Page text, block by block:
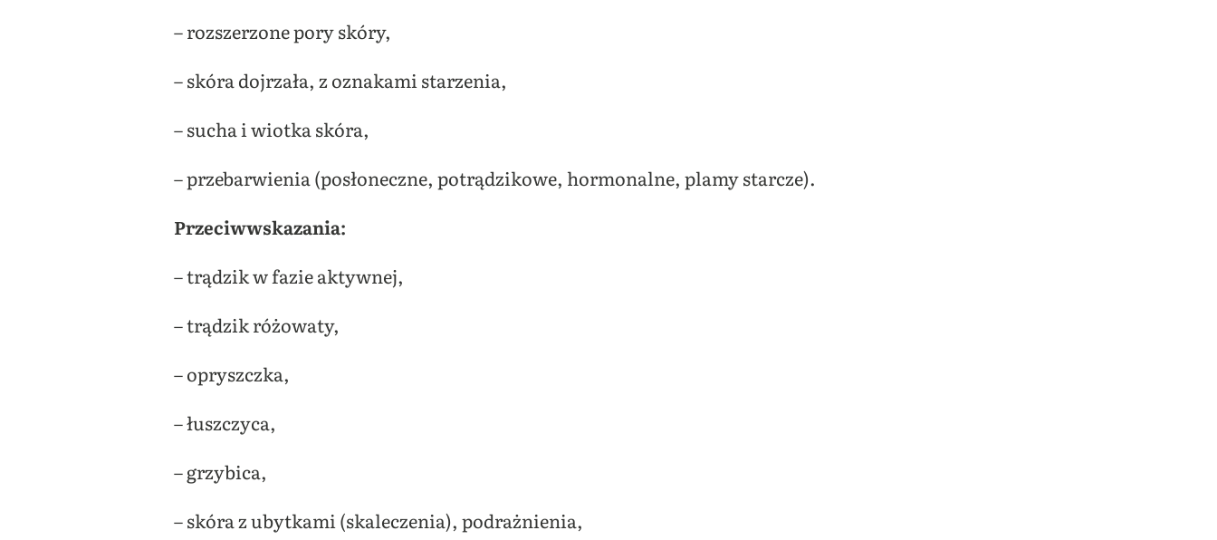
– rozszerzone pory skóry,
– skóra dojrzała, z oznakami starzenia,
– sucha i wiotka skóra,
– przebarwienia (posłoneczne, potrądzikowe, hormonalne, plamy starcze).
Przeciwwskazania:
– trądzik w fazie aktywnej,
– trądzik różowaty,
– opryszczka,
– łuszczyca,
– grzybica,
– skóra z ubytkami (skaleczenia), podrażnienia,